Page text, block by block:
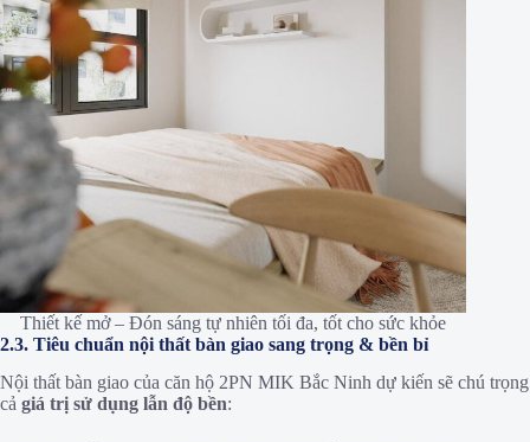
Thiết kế mở – Đón sáng tự nhiên tối đa, tốt cho sức khỏe
2.3. Tiêu chuẩn nội thất bàn giao sang trọng & bền bỉ
Nội thất bàn giao của căn hộ 2PN MIK Bắc Ninh dự kiến sẽ chú trọng
cả giá trị sử dụng lẫn độ bền: